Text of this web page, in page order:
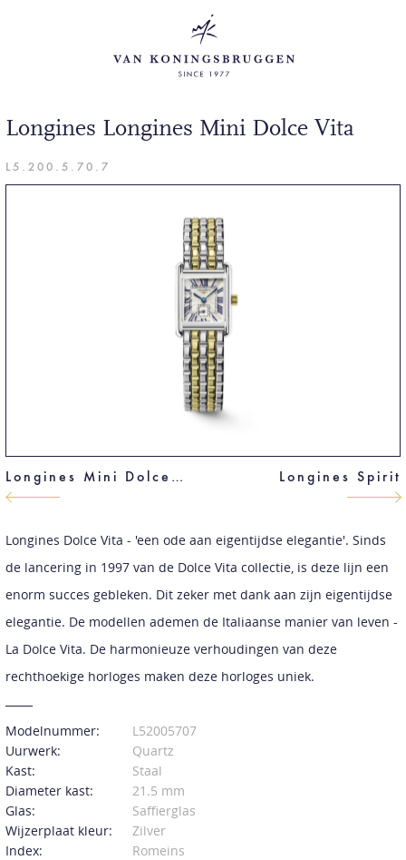
Longines Longines Mini Dolce Vita
L5.200.5.70.7
Longines Mini Dolce Vita Longines Spirit
Longines Dolce Vita - 'een ode aan eigentijdse elegantie'. Sinds
de lancering in 1997 van de Dolce Vita collectie, is deze lijn een
enorm succes gebleken. Dit zeker met dank aan zijn eigentijdse
elegantie. De modellen ademen de Italiaanse manier van leven -
La Dolce Vita. De harmonieuze verhoudingen van deze
rechthoekige horloges maken deze horloges uniek.
Modelnummer:
L52005707
Uurwerk:
Quartz
Kast:
Staal
Diameter kast:
21.5 mm
Glas:
Saffierglas
Wijzerplaat kleur:
Zilver
Index:
Romeins